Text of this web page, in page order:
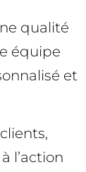
qualité
équipe
et
l’action